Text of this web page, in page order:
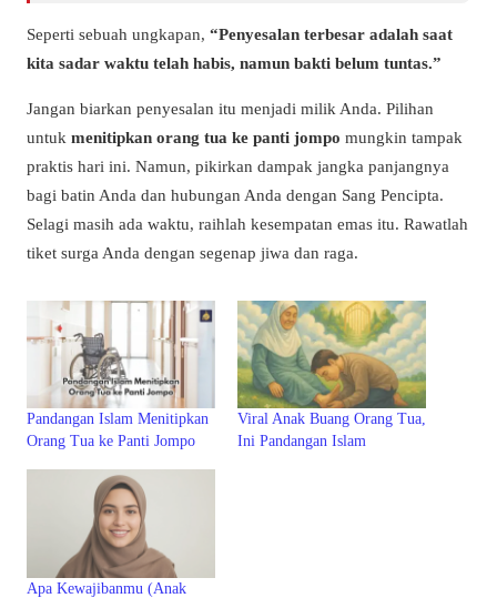
Seperti sebuah ungkapan, “Penyesalan terbesar adalah saat
kita sadar waktu telah habis, namun bakti belum tuntas.”
Jangan biarkan penyesalan itu menjadi milik Anda. Pilihan
untuk menitipkan orang tua ke panti jompo mungkin tampak
praktis hari ini. Namun, pikirkan dampak jangka panjangnya
bagi batin Anda dan hubungan Anda dengan Sang Pencipta.
Selagi masih ada waktu, raihlah kesempatan emas itu. Rawatlah
tiket surga Anda dengan segenap jiwa dan raga.
Pandangan Islam Menitipkan
Orang Tua ke Panti Jompo
Viral Anak Buang Orang Tua,
Ini Pandangan Islam
Apa Kewajibanmu (Anak